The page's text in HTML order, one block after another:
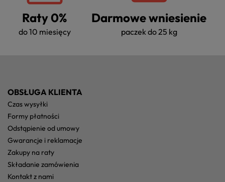
Raty 0%
do 10 miesięcy
Darmowe wniesienie
paczek do 25 kg
OBSŁUGA KLIENTA
czas wysyłki
formy płatności
odstąpienie od umowy
gwarancje i reklamacje
zakupy na raty
składanie zamówienia
kontakt z nami